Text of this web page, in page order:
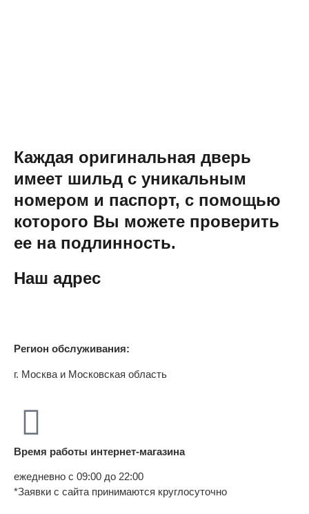
Каждая оригинальная дверь
имеет шильд с уникальным
номером и паспорт, с помощью
которого Вы можете проверить
ее на подлинность.
Наш адрес
Регион обслуживания:
г. Москва и Московская область
Время работы интернет-магазина
ежедневно с 09:00 до 22:00
*Заявки с сайта принимаются круглосуточно